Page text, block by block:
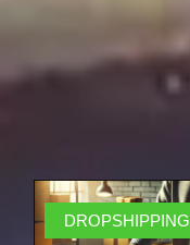
DROPSHIPPING